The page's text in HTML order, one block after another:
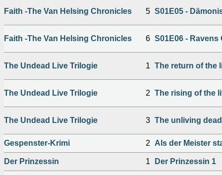
Faith -The Van Helsing Chronicles 5 S01E05 -
Faith -The Van Helsing Chronicles 6 S01E06 - Ravens
The Undead Live Trilogie 1 The return of the
The Undead Live Trilogie 2 The rising of the
The Undead Live Trilogie 3 The unliving
Gespenster-Krimi 2 Als der Meister
Der Prinzessin 1 Der Prinzessin 1